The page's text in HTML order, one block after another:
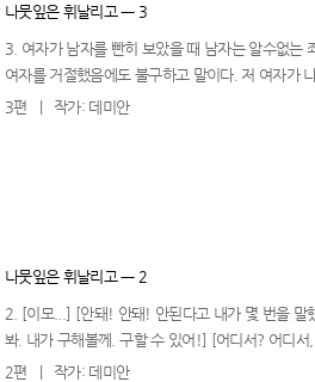
나뭇잎은 휘날리고 ㅡ 3
3. 여자가 남자를 빤히 보았을 때 남자는 알수없는
여자를 거절했음에도 불구하고 말이다. 저 여자가
3편
작가: 데미안
나뭇잎은 휘날리고 ㅡ 2
2. [이모...] [안돼! 안돼! 안된다고 내가 몇 번을 말
봐. 내가 구해볼께. 구할 수 있어!] [어디서? 어디서,
2편
작가: 데미안